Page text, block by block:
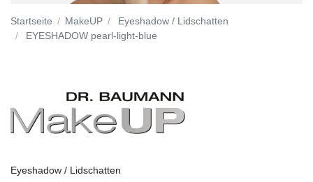
Startseite MakeUP
Eyeshadow / Lidschatten
EYESHADOW pearl-light-blue
Eyeshadow / Lidschatten